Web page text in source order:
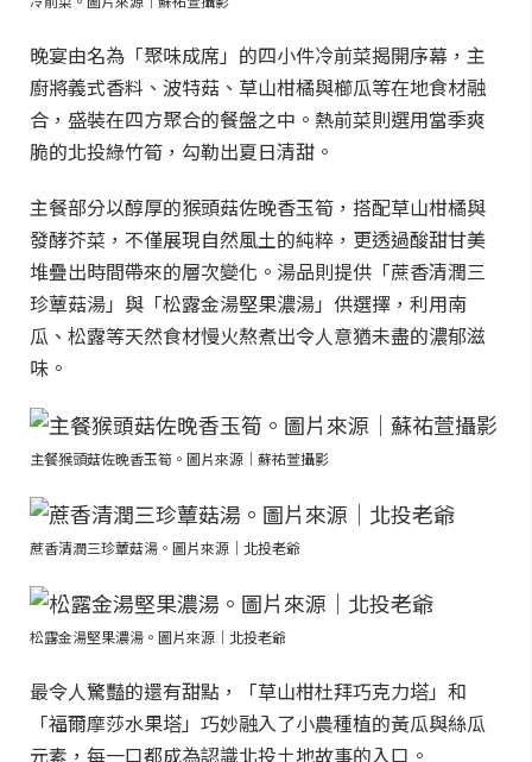
晚宴由名為「聚味成席」的四小件冷前菜揭開序幕，主
廚將義式香料、波特菇、草山柑橘與櫛瓜等在地食材融
合，盛裝在四方聚合的餐盤之中。熱前菜則選用當季爽
脆的北投綠竹筍，勾勒出夏日清甜。
主餐部分以醇厚的猴頭菇佐晚香玉筍，搭配草山柑橘與
發酵芥菜，不僅展現自然風土的純粹，更透過酸甜甘美
堆疊出時間帶來的層次變化。湯品則提供「蔗香清潤三
珍蕈菇湯」與「松露金湯堅果濃湯」供選擇，利用南
瓜、松露等天然食材慢火熬煮出令人意猶未盡的濃郁滋
味。
主餐猴頭菇佐晚香玉筍。圖片來源｜蘇祐萱攝影
蔗香清潤三珍蕈菇湯。圖片來源｜北投老爺
松露金湯堅果濃湯。圖片來源｜北投老爺
最令人驚豔的還有甜點，「草山柑杜拜巧克力塔」和
「福爾摩莎水果塔」巧妙融入了小農種植的黃瓜與絲瓜
元素，每一口都成為認識北投土地故事的入口。